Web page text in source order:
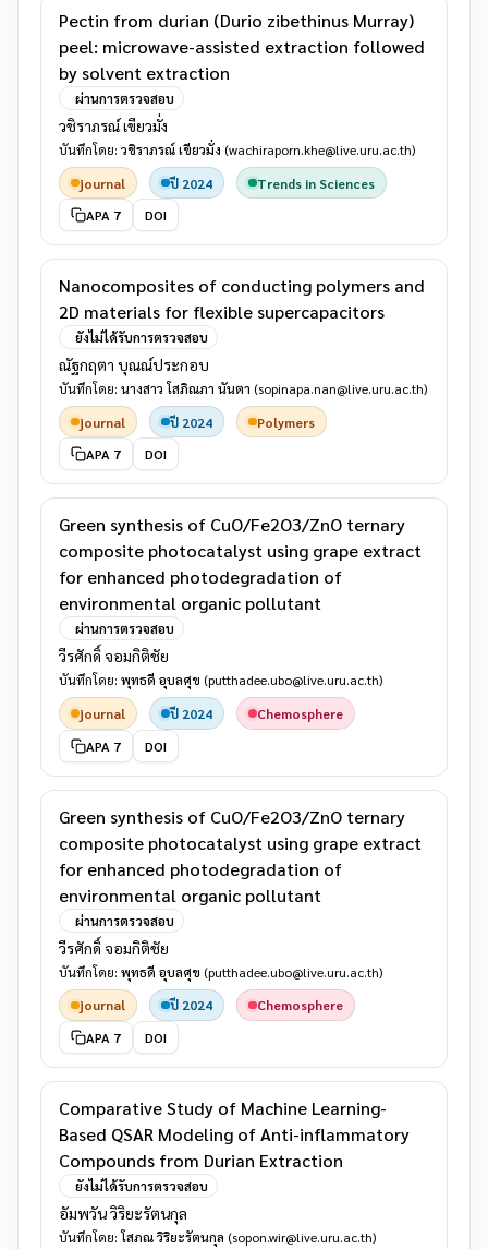
Pectin from durian (Durio zibethinus Murray)
peel: microwave-assisted extraction followed
by solvent extraction
ผ่านการตรวจสอบ
วชิราภรณ์ เขียวมั่ง
บันทึกโดย: วชิราภรณ์ เขียวมั่ง (wachiraporn.khe@live.uru.ac.th)
journal
ปี 2024
Trends in Sciences
APA 7
DOI
Nanocomposites of conducting polymers and
2D materials for flexible supercapacitors
ยังไม่ได้รับการตรวจสอบ
ณัฐกฤตา บุณณ์ประกอบ
บันทึกโดย: นางสาว โสภิณภา นันตา (sopinapa.nan@live.uru.ac.th)
journal
ปี 2024
Polymers
APA 7
DOI
Green synthesis of CuO/Fe2O3/ZnO ternary
composite photocatalyst using grape extract
for enhanced photodegradation of
environmental organic pollutant
ผ่านการตรวจสอบ
วีรศักดิ์ จอมกิติชัย
บันทึกโดย: พุทธดี อุบลศุข (putthadee.ubo@live.uru.ac.th)
journal
ปี 2024
Chemosphere
APA 7
DOI
Green synthesis of CuO/Fe2O3/ZnO ternary
composite photocatalyst using grape extract
for enhanced photodegradation of
environmental organic pollutant
ผ่านการตรวจสอบ
วีรศักดิ์ จอมกิติชัย
บันทึกโดย: พุทธดี อุบลศุข (putthadee.ubo@live.uru.ac.th)
journal
ปี 2024
Chemosphere
APA 7
DOI
Comparative Study of Machine Learning-
Based QSAR Modeling of Anti-inflammatory
Compounds from Durian Extraction
ยังไม่ได้รับการตรวจสอบ
อัมพวัน วิริยะรัตนกุล
บันทึกโดย: โสภณ วิริยะรัตนกุล (sopon.wir@live.uru.ac.th)